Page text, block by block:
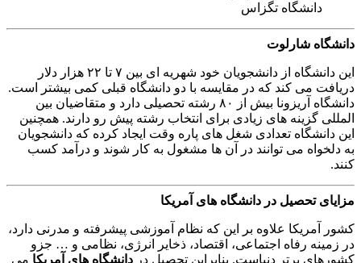
دانشگاه تگزاس
دانشگاه شارلوت
این دانشگاه از دانشجویان خود شهریه ای بین ۷ تا ۲۲ هزار دلار
دریافت می کند که در مقایسه با دو دانشگاه قبلی کمی بیشتر است.
دانشگاه آریزونا بیش از ۸۰ رشته تحصیلی دارد و متقاضیان بین
المللی گزینه های زیادی برای انتخاب رشته پیش رو دارند. همچنین
این دانشگاه تعدادی شغل های پاره وقت ایجاد کرده که دانشجویان
به دلخواه می توانند در آن ها مشغول به کار شوند و درآمد کسب
کنند.
مزایای تحصیل در دانشگاه های آمریکا
کشور آمریکا علاوه بر این که نظام آموزشی پیشرفته و مدرنی دارد،
در زمینه رفاه اجتماعی، اقتصاد، ذخایر انرژی، نظامی و … جزو
کشورهای برتر دنیاست. بنابراین تحصیل در دانشگاه های آمریکا می